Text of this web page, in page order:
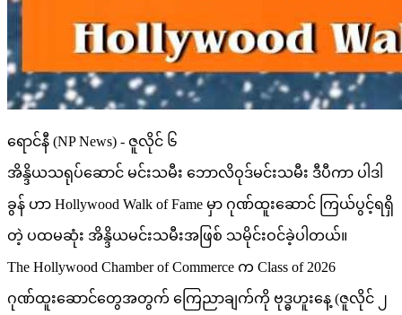
ရောင်နီ (NP News) - ဇူလိုင် ၆
အိန္ဒိယသရုပ်ဆောင် မင်းသမီး ဘောလိဝုဒ်မင်းသမီး ဒီပီကာ ပါဒါ
ခွန် ဟာ Hollywood Walk of Fame မှာ ဂုဏ်ထူးဆောင် ကြယ်ပွင့်ရရှိ
တဲ့ ပထမဆုံး အိန္ဒိယမင်းသမီးအဖြစ် သမိုင်းဝင်ခဲ့ပါတယ်။
The Hollywood Chamber of Commerce က Class of 2026
ဂုဏ်ထူးဆောင်တွေအတွက် ကြေညာချက်ကို ဗုဒ္ဓဟူးနေ့ (ဇူလိုင် ၂